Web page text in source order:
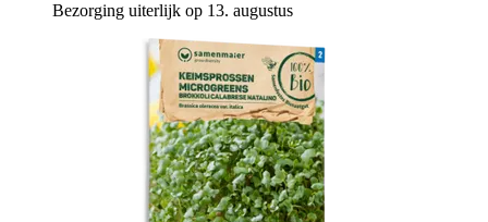
Bezorging uiterlijk op 13. augustus